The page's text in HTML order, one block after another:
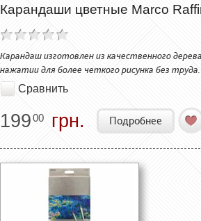
Карандаши цветные Marco
Карандаш изготовлен из качественного
нажатии для более четкого рисунка без труда.
Сравнить
19900 грн. Подробнее